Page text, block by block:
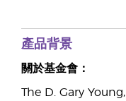
產品背景
關於基金會：
The D. Gary